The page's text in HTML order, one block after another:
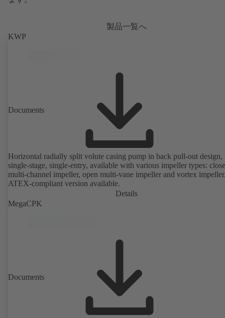
製品一覧へ
KWP
Documents
Horizontal radially split volute casing pump in back pull-out design,
single-stage, single-entry, available with various impeller types:
multi-channel impeller, open multi-vane impeller and vortex
ATEX-compliant version available.
Details
MegaCPK
Documents